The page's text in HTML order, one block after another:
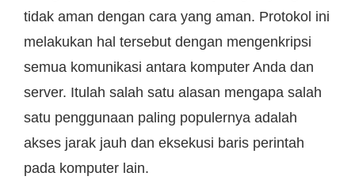
tidak aman dengan cara yang aman. Protokol ini
melakukan hal tersebut dengan mengenkripsi
semua komunikasi antara komputer Anda dan
server. Itulah salah satu alasan mengapa salah
satu penggunaan paling populernya adalah
akses jarak jauh dan eksekusi baris perintah
pada komputer lain.